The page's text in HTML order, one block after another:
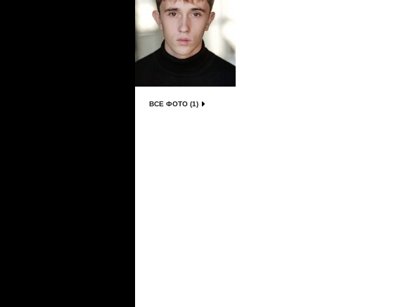
ВСЕ ФОТО (1)